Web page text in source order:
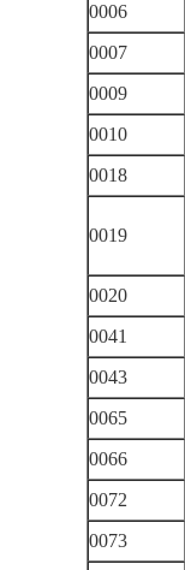
0006
0007
0009
0010
0018
0019
0020
0041
0043
0065
0066
0072
0073